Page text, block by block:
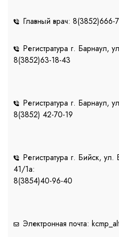
Главный врач: 8(3852)666-
Регистратура г. Барнаул,
8(3852)63-18-43
Регистратура г. Барнаул,
8(3852) 42-70-19
Регистратура г. Бийск,
41/1a:
8(3854)40-96-40
Электронная почта: